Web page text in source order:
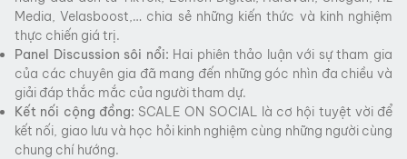
Media, Velasboost,… chia sẻ những kiến thức và kinh nghiệm
thực chiến giá trị.
Panel Discussion sôi nổi: Hai phiên thảo luận với sự tham gia
của các chuyên gia đã mang đến những góc nhìn đa chiều và
giải đáp thắc mắc của người tham dự.
Kết nối cộng đồng: SCALE ON SOCIAL là cơ hội tuyệt vời để
kết nối, giao lưu và học hỏi kinh nghiệm cùng những người cùng
chung chí hướng.